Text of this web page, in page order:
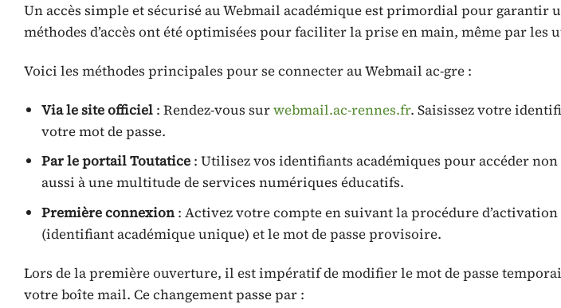
Un accès simple et sécurisé au Webmail académique est primordial pour garantir
méthodes d’accès ont été optimisées pour faciliter la prise en main, même par les
Voici les méthodes principales pour se connecter au Webmail ac-gre :
Via le site officiel : Rendez-vous surwebmail.ac-rennes.fr. Saisissez votre
votre mot de passe.
Par le portail Toutatice : Utilisez vos identifiants académiques pour accéder
aussi à une multitude de services numériques éducatifs.
Première connexion : Activez votre compte en suivant la procédure
(identifiant académique unique) et le mot de passe provisoire.
Lors de la première ouverture, il est impératif de modifier le mot de passe
votre boîte mail. Ce changement passe par :